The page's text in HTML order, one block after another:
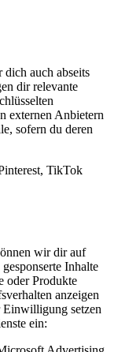
auch abseits
dir relevante
externen Anbietern
sofern du deren
TikTok
wir dir auf
Inhalte
oder Produkte
anzeigen
Einwilligung setzen
ein: